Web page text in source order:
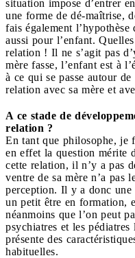
situation impose d’entrer
une forme de dé-maîtrise,
fais également
aussi pour l’enfant.
relation ! Il ne s’agit pas
mère fasse, l’enfant est à
à ce qui se passe autour
relation avec sa mère et
A ce stade de
relation ?
En tant que philosophe, je
en effet la question mérite
cette relation, il n’y a pas
ventre de sa mère n’a pas
perception. Il y a donc une
un petit être en formation,
néanmoins que l’on peut
psychiatres et les
présente des
habituelles.